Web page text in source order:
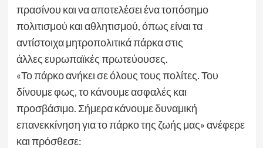
πρασίνου και να αποτελέσει ένα τοπόσημο
πολιτισμού και αθλητισμού, όπως είναι τα
αντίστοιχα μητροπολιτικά πάρκα στις
άλλες ευρωπαϊκές πρωτεύουσες.
«Το πάρκο ανήκει σε όλους τους πολίτες. Του
δίνουμε φως, το κάνουμε ασφαλές και
προσβάσιμο. Σήμερα κάνουμε δυναμική
επανεκκίνηση για το πάρκο της ζωής μας» ανέφερε
και πρόσθεσε: